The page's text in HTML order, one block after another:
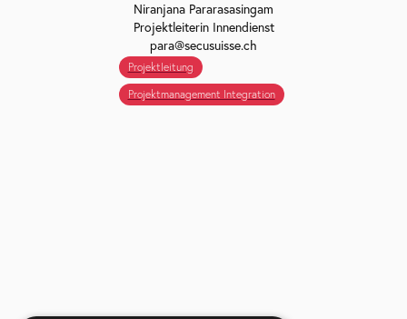
Niranjana Pararasasingam
Projektleiterin Innendienst
para@secusuisse.ch
Projektleitung
Projektmanagement Integration